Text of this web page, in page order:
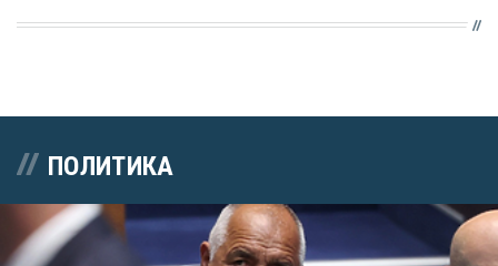
ПОЛИТИКА